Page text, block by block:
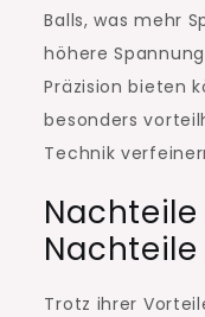
Balls, was mehr
höhere
Präzision bieten
besonders
Technik
Nachteile
Trotz ihrer